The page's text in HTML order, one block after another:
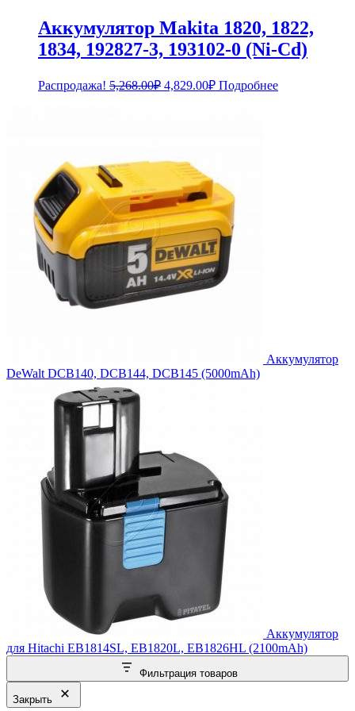
Аккумулятор Makita 1820, 1822,
1834, 192827-3, 193102-0 (Ni-Cd)
Распродажа! 5,268.00₽ Первоначальная
4,829.00₽Текущая
цена:
Подробнее
Аккумулятор
DeWalt DCB140, DCB144, DCB145 (5000mAh)
Аккумулятор
для Hitachi EB1814SL, EB1820L, EB1826HL (2100mAh)
Фильтрация товаров
Закрыть